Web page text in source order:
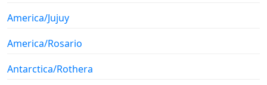
America/Jujuy
America/Rosario
Antarctica/Rothera